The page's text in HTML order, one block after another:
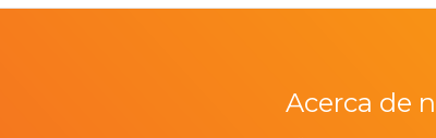
Acerca de